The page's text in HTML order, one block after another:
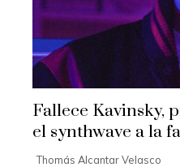
Fallece Kavinsky,
el synthwave a la
Thomás Alcantar Velasco